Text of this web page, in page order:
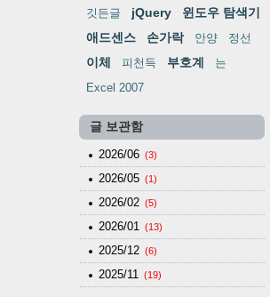
깃든글
jQuery
윈도우 탐색기
애드센스
손가락 안양 정선
이체 피천득 부호계
는
Excel 2007
글 보관함
2026/06 (3)
2026/05 (1)
2026/02 (5)
2026/01 (13)
2025/12 (6)
2025/11 (19)